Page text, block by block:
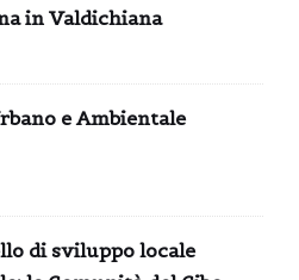
in Valdichiana
e Ambientale
di sviluppo locale